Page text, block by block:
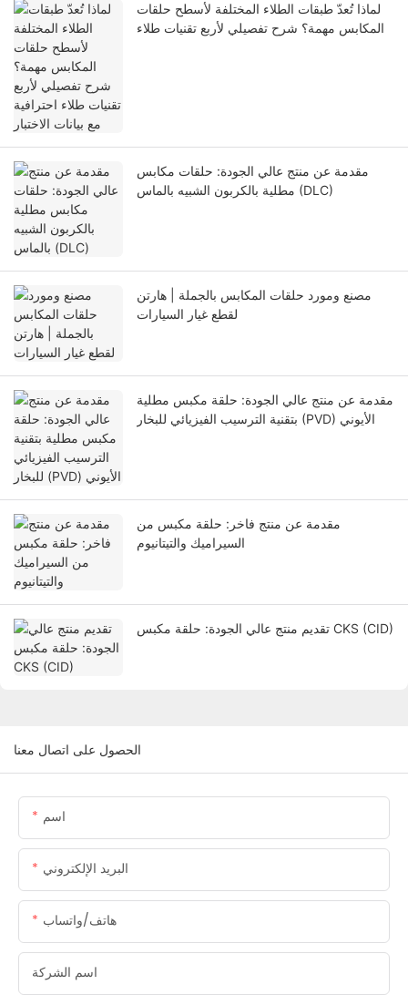
لماذا تُعدّ طبقات الطلاء المختلفة لأسطح حلقات
المكابس مهمة؟ شرح تفصيلي لأربع تقنيات طلاء
مقدمة عن منتج عالي الجودة: حلقات مكابس
مطلية بالكربون الشبيه بالماس (DLC)
مصنع ومورد حلقات المكابس بالجملة | هارتن
لقطع غيار السيارات
مقدمة عن منتج عالي الجودة: حلقة مكبس مطلية
بتقنية الترسيب الفيزيائي للبخار (PVD) الأيوني
مقدمة عن منتج فاخر: حلقة مكبس من
السيراميك والتيتانيوم
تقديم منتج عالي الجودة: حلقة مكبس CKS (CID)
الحصول على اتصال معنا
اسم
البريد الإلكتروني
هاتف/واتساب
اسم الشركة